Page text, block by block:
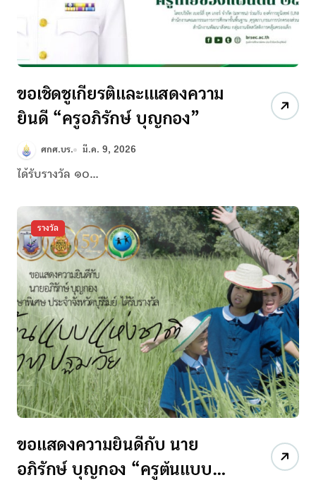
ขอเชิดชูเกียรติและเแสดงความ
ยินดี “ครูอภิรักษ์ บุญกอง”
ศกศ.บร. มี.ค. 9, 2026
ได้รับรางวัล ๑๐...
รางวัล
ขอแสดงความยินดีกับ นาย
อภิรักษ์ บุญกอง “ครูต้นแบบ